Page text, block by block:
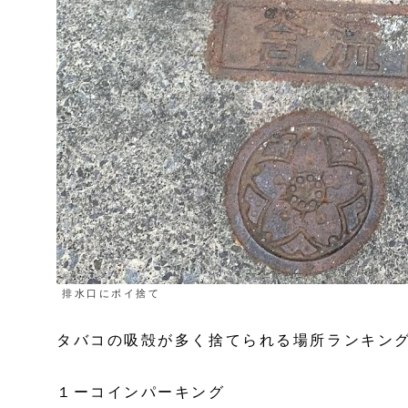
排水口にポイ捨て
タバコの吸殻が多く捨てられる場所ランキン
１ーコインパーキング